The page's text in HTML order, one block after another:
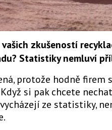
zkušeností
Statistiky nemluví
protože hodně firem
si pak chcete
ze statistiky,